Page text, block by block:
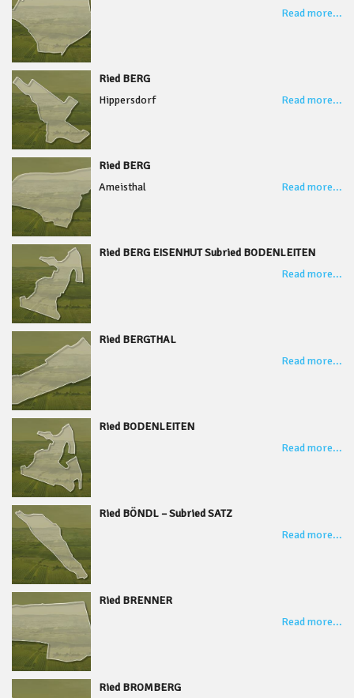
Read more...
Ried BERG
Hippersdorf
Read more...
Ried BERG
Ameisthal
Read more...
Ried BERG EISENHUT Subried BODENLEITEN
Read more...
Ried BERGTHAL
Read more...
Ried BODENLEITEN
Read more...
Ried BÖNDL – Subried SATZ
Read more...
Ried BRENNER
Read more...
Ried BROMBERG